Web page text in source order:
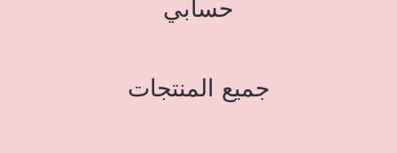
حسابي
جميع المنتجات